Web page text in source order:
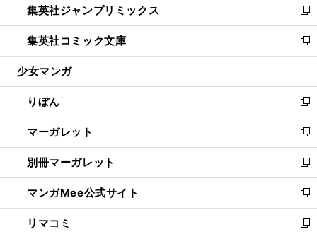
く
で
開
く
ド
ウ
で
開
ィ
ン
ド
ウ
開
く
い
ウ
ィ
ン
ウ
で
開
く
集英社ジャンプリミックス
新
し
い
ウ
ン
ド
ウ
で
開
く
集英社コミック文庫
新
し
ウ
ィ
ン
ド
ウ
で
開
く
少女マンガ
りぼん
新
し
い
ウ
ィ
ン
ド
ウ
で
マーガレット
新
し
い
ウ
ィ
ン
ド
別冊マーガレット
新
し
い
ウ
ィ
マンガMee公式サイト
新
し
い
リマコミ 新